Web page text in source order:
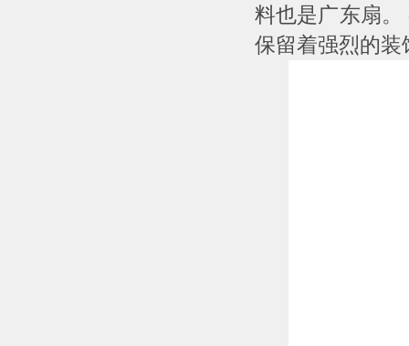
料也是广东扇
保留着强烈的装